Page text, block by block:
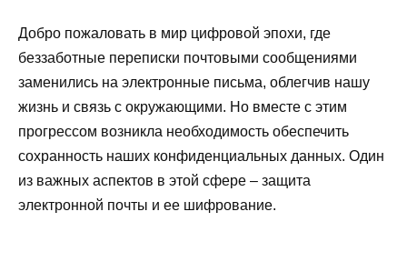
Добро пожаловать в мир цифровой эпохи, где
беззаботные переписки почтовыми сообщениями
заменились на электронные письма, облегчив нашу
жизнь и связь с окружающими. Но вместе с этим
прогрессом возникла необходимость обеспечить
сохранность наших конфиденциальных данных. Один
из важных аспектов в этой сфере – защита
электронной почты и ее шифрование.